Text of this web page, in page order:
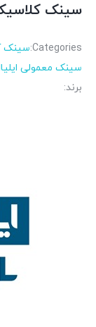
سینک کلاسیک
Categories: سینک
سینک معمولی
برند: